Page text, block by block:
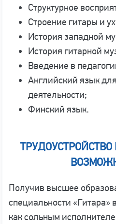
Структурное
Строение гитары и
История западной
История гитарной
Введение в
Английский язык
деятельности;
Финский язык.
Получив высшее
специальности «Гитара»
как сольным